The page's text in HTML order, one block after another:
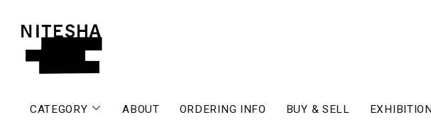
CATEGORY ABOUT ORDERING INFO BUY & SELL EXHIBITION